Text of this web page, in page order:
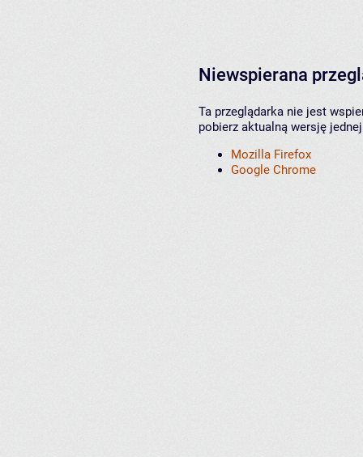
Niewspierana
Ta przeglądarka nie jest
pobierz aktualną wersję
Mozilla Firefox
Google Chrome